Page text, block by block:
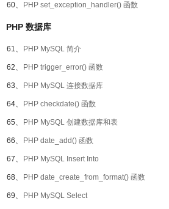
60、 PHP set_exception_handler() 函数
PHP 数据库
61、 PHP MySQL 简介
62、 PHP trigger_error() 函数
63、 PHP MySQL 连接数据库
64、 PHP checkdate() 函数
65、 PHP MySQL 创建数据库和表
66、 PHP date_add() 函数
67、 PHP MySQL Insert Into
68、 PHP date_create_from_format() 函数
69、 PHP MySQL Select